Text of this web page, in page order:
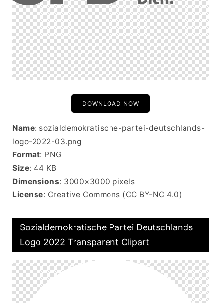
DOWNLOAD NOW
Name: sozialdemokratische-partei-deutschlands-
logo-2022-03.png
Format: PNG
Size: 44 KB
Dimensions: 3000×3000 pixels
License: Creative Commons (CC BY-NC 4.0)
Sozialdemokratische Partei Deutschlands
Logo 2022 Transparent Clipart